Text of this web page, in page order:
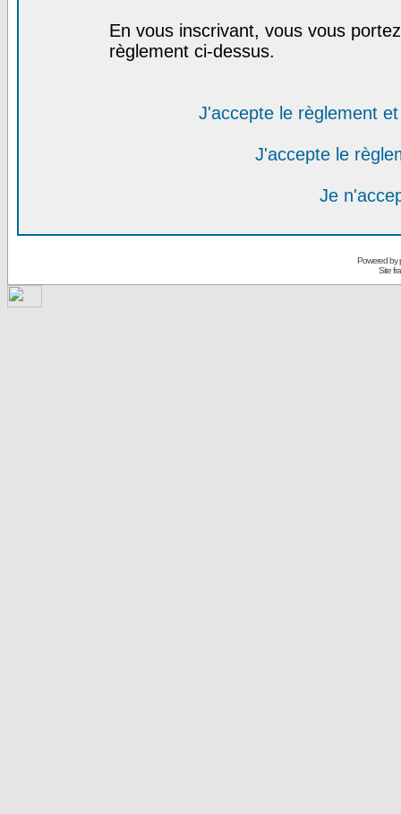
En vous inscrivant, vous vous
règlement ci-dessus.
J'accepte le règlement
J'accepte le
Je
Powered by
Site